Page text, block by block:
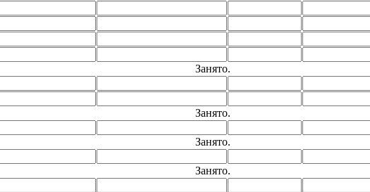
Занято.
Занято.
Занято.
Занято.